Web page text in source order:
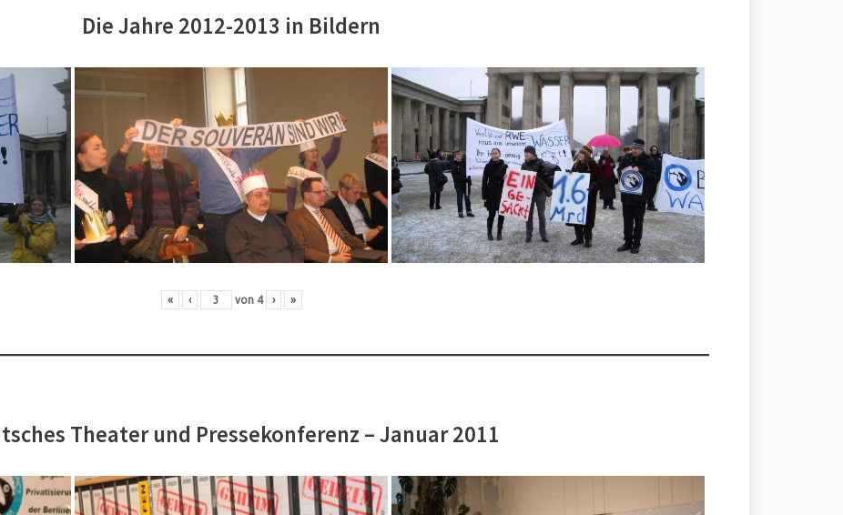
Die Jahre 2012-2013 in Bildern
« ‹ von 4 › »
Theater und Pressekonferenz – Januar 2011